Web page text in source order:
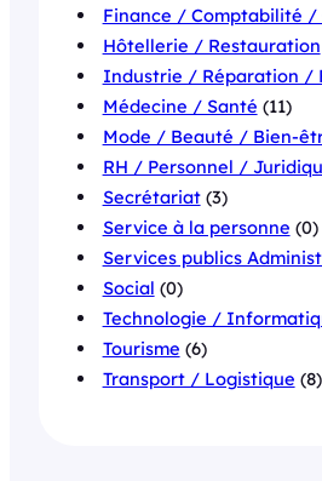
Finance / Comptabilité /
Hôtellerie / Restauration
Industrie / Réparation /
Médecine / Santé (11)
Mode / Beauté / Bien-
RH / Personnel /
Secrétariat(3)
Service à la personne (0)
Services publics
Social (0)
Technologie /
Tourisme (6)
Transport / Logistique (8)